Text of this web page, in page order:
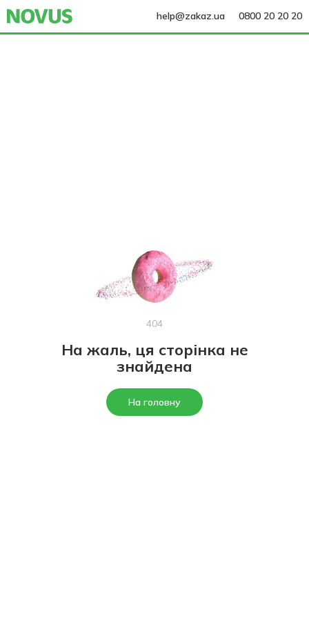
help@zakaz.ua 0800 20 20 20
404
На жаль, ця сторінка не
знайдена
На головну